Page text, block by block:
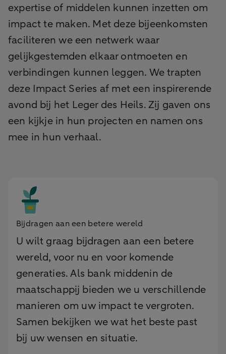
expertise of middelen kunnen inzetten om
impact te maken. Met deze bijeenkomsten
faciliteren we een netwerk waar
gelijkgestemden elkaar ontmoeten en
verbindingen kunnen leggen. We trapten
deze Impact Series af met een inspirerende
avond bij het Leger des Heils. Zij gaven ons
een kijkje in hun projecten en namen ons
mee in hun verhaal.
Bijdragen aan een betere wereld
U wilt graag bijdragen aan een betere
wereld, voor nu en voor komende
generaties. Als bank middenin de
maatschappij bieden we u verschillende
manieren om uw impact te vergroten.
Samen bekijken we wat het beste past
bij uw wensen en situatie.